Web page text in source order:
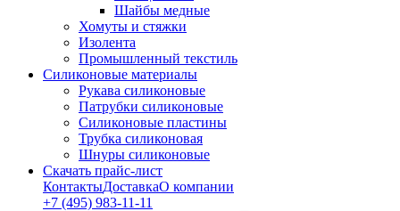
Шайбы медные
Хомуты и стяжки
Изолента
Промышленный текстиль
Силиконовые материалы
Рукава силиконовые
Патрубки силиконовые
Силиконовые пластины
Трубка силиконовая
Шнуры силиконовые
Скачать прайс-лист
КонтактыДоставкаО компании
+7 (495) 983-11-11